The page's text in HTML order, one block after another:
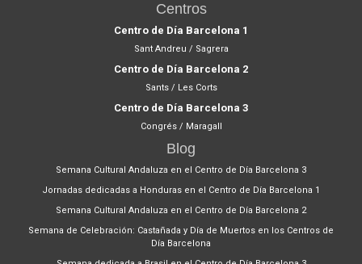
Centros
Centro de Día Barcelona 1
Sant Andreu / Sagrera
Centro de Día Barcelona 2
Sants / Les Corts
Centro de Día Barcelona 3
Congrés / Maragall
Blog
Semana Cultural Andaluza en el Centro de Día Barcelona 3
Jornadas dedicadas a Honduras en el Centro de Día Barcelona 1
Semana Cultural Andaluza en el Centro de Día Barcelona 2
Semana de Celebración: Castañada y Día de Muertos en los Centros de
Día Barcelona